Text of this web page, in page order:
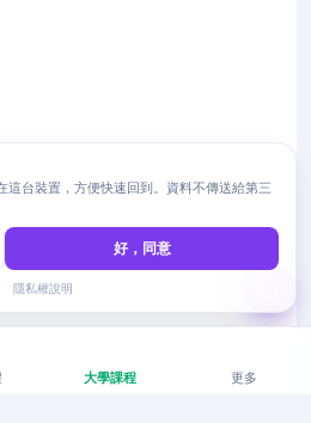
大學課程 更多
這台裝置，方便快速回到。資料不傳送給第三
好，同意
隱私權說明